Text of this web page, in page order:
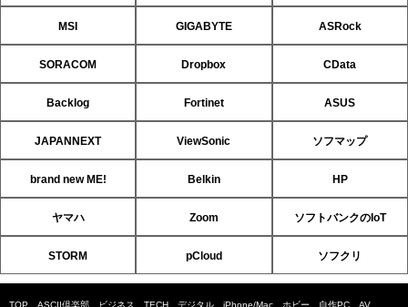
MSI GIGABYTE ASRock
SORACOM Dropbox CData
Backlog Fortinet ASUS
JAPANNEXT ViewSonic ソフマップ
brand new ME! Belkin HP
ヤマハ Zoom ソフトバンクのIoT
STORM pCloud ソフクリ
TOP ASCII倶楽部 ビジネス TECH デジタル iPhone/Mac ホビー 自作PC AV